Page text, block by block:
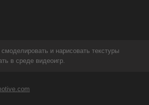
и нарисовать текстуры
в среде видеоигр.